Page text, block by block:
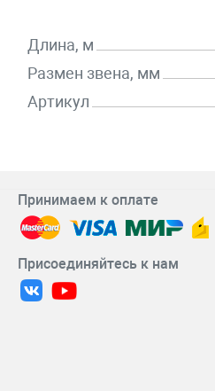
Длина, м
Размен звена, мм
Артикул
Принимаем к оплате
Присоединяйтесь к нам